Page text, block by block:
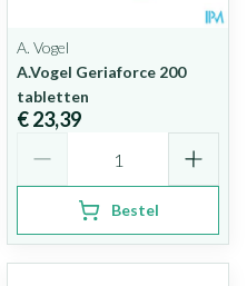
A. Vogel
A.Vogel Geriaforce 200
tabletten
€ 23,39
Bestel